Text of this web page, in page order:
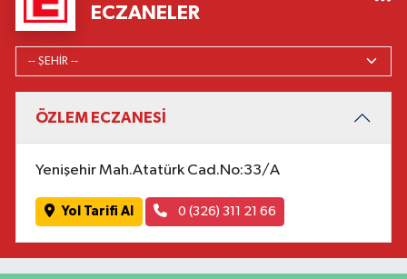
ECZANELER
ÖZLEM ECZANESİ
Yenişehir Mah.Atatürk Cad.No:33/A
Yol Tarifi Al 0 (326) 311 21 66